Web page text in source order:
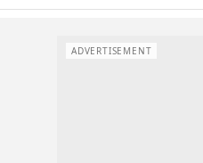
ADVERTISEMENT